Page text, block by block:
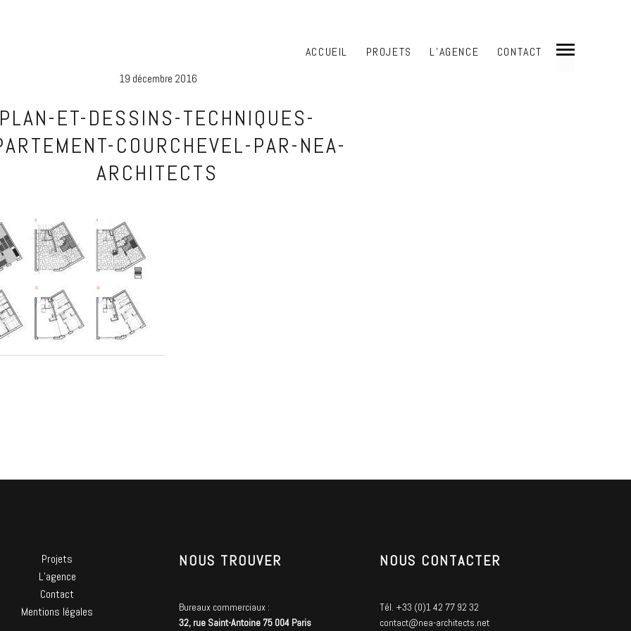
ACCUEIL PROJETS L’AGENCE CONTACT
19 décembre 2016
PLAN-ET-DESSINS-TECHNIQUES-
COURCHEVEL-PAR-NEA-
ARCHITECTS
Projets
L’agence
Contact
Mentions légales
NOUS TROUVER
Bureaux commerciaux :
32, rue Saint-Antoine 75 004 Paris
NOUS CONTACTER
Tél. +33 (0)1 42 77 92 32
contact@nea-architects.net